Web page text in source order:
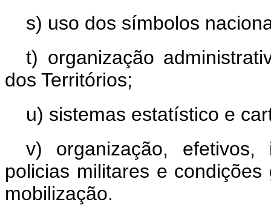
s) uso dos símbolos
t) organização
dos Territórios;
u) sistemas estatístico e
v) organização,
policias militares e
mobilização.